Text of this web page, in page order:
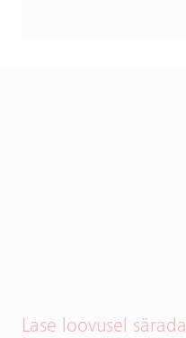
Lase loovusel särada